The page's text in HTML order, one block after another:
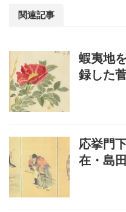
関連記事
蝦夷地
録した
応挙門
在・島